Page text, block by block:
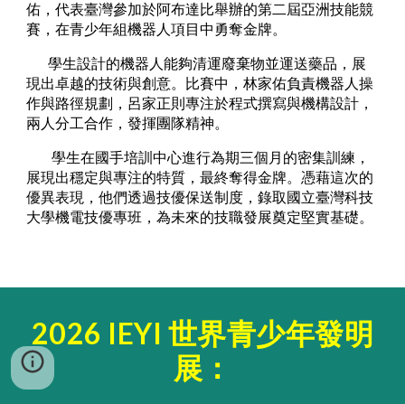
佑，代表臺灣參加於阿布達比舉辦的第二屆亞洲技能競
賽，在青少年組機器人項目中勇奪金牌。
學生設計的機器人能夠清運廢棄物並運送藥品，展
現出卓越的技術與創意。比賽中，林家佑負責機器人操
作與路徑規劃，呂家正則專注於程式撰寫與機構設計，
兩人分工合作，發揮團隊精神。
學生在國手培訓中心進行為期三個月的密集訓練，
展現出穩定與專注的特質，最終奪得金牌。憑藉這次的
優異表現，他們透過技優保送制度，錄取國立臺灣科技
大學機電技優專班，為未來的技職發展奠定堅實基礎。
2026 IEYI 世界青少年發明
展：